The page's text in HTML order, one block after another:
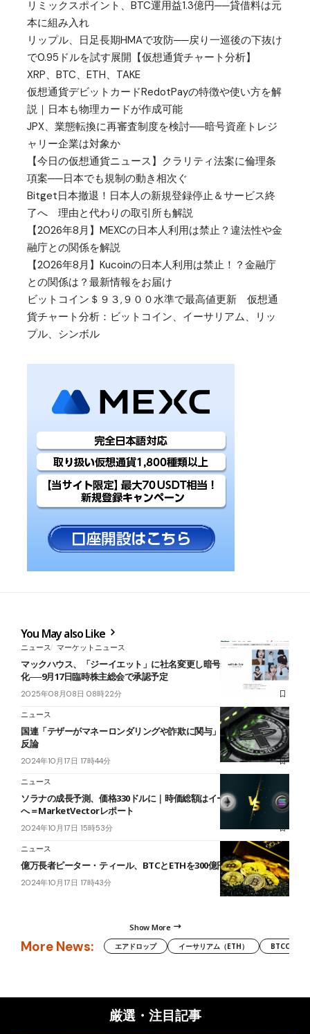
リミックスポイント、BTC運用益1.3億円──貸借料は元
本に組み入れ
リップル、日足長期HMAで攻防──戻り一巡後の下抜け
で0.95ドルを試す展開【仮想通貨チャート分析】
XRP、BTC、ETH、TAKE
仮想通貨デビットカードRedotPayの特徴や使い方を解
説｜日本も物理カードが作成可能
JPX、業態転換に再審査制度を検討──暗号資産トレジ
ャリー企業は対象か
【今日の仮想通貨ニュース】クラリティ法案に倫理条
項案──日本でも規制の動き相次ぐ
Bitget日本撤退！日本人の新規登録停止＆サービス終
了へ 理由と代わりの取引所も解説
【2026年8月】MEXCの日本人利用は禁止？違法性や金
融庁との関係を解説
【2026年8月】Kucoinの日本人利用は禁止！？金融庁
との関係は？最新情報をお届け
ビットコイン＄９３,９００水準で最高値更新 仮想通
貨チャート分析：ビットコイン、イーサリアム、リッ
プル、シンボル
You May also Like
ニュース マーケットニュース
マックハウス、「ジーイエット」に社名変更し暗号資産事業を本格
化──9月17日臨時株主総会で承認予定
2025年08月08日 08時22分
ニュース
国連「テザーがマネーロンダリングや詐欺に関与」｜テザー社は猛
反論
2024年10月17日 17時44分
ニュース
ソラナの成長予測、価格330ドルに｜時価総額はイーサリアムの50％
へ＝MarketVectorレポート
2024年10月17日 15時53分
ニュース
億万長者ピーター・ティール、BTCとETHを300億円分購入
2024年10月17日 17時43分
Show More
More News: エアドロップ イーサリアム（ETH） BTCC
厳選・注目記事